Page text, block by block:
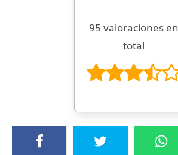
95 valoraciones en
total